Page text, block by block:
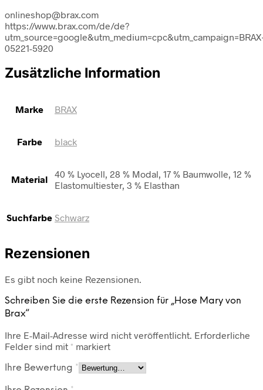
onlineshop@brax.com
https://www.brax.com/de/de?
05221-5920
Zusätzliche Information
Marke BRAX
Farbe black
Material
40 % Lyocell, 28 % Modal, 17 % Baumwolle, 12 %
Elastomultiester, 3 % Elasthan
Suchfarbe Schwarz
Rezensionen
Es gibt noch keine Rezensionen.
Schreiben Sie die erste Rezension für „Hose Mary von
Brax“
Ihre E-Mail-Adresse wird nicht veröffentlicht. Erforderliche
Felder sind mit * markiert
Ihre Bewertung *